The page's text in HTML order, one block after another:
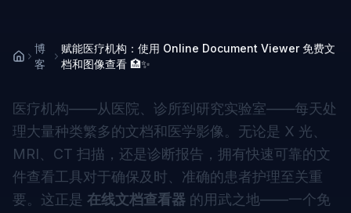
博
客
赋能医疗机构：使用 Online Document Viewer 免费文
档和图像查看 🏥✨
医疗机构——从医院、诊所到研究实验室——每天处
理大量种类繁多的文档和医学影像。无论是 X 光、
MRI、CT 扫描，还是诊断报告，拥有快速可靠的文
件查看工具对于确保及时、准确的患者护理至关重
要。这正是 在线文档查看器 的用武之地——一个免